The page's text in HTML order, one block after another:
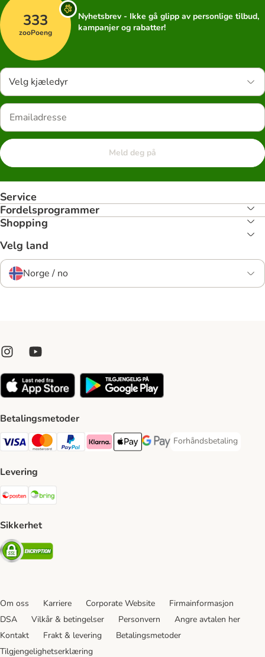
333
zooPoeng
Nyhetsbrev - Ikke gå glipp av personlige tilbud,
kampanjer og rabatter!
Velg kjæledyr
Meld deg på
Service
Fordelsprogrammer
Shopping
Velg land
Norge / no
Betalingsmetoder
Visa Payment Method
Mastercard Payment Method
PayPal Payment Method
Klarna Payment Method
Apple Pay Payment Method
Google Pay Payment Method
Forhåndsbetaling
Forhåndsbetaling
Levering
Posten Shipping Method
Sikkerhet
Security
Om oss Karriere Corporate Website
Firmainformasjon
DSA
Vilkår & betingelser Personvern
Angre avtalen her
Kontakt
Frakt & levering
Betalingsmetoder
Tilgjengelighetserklæring